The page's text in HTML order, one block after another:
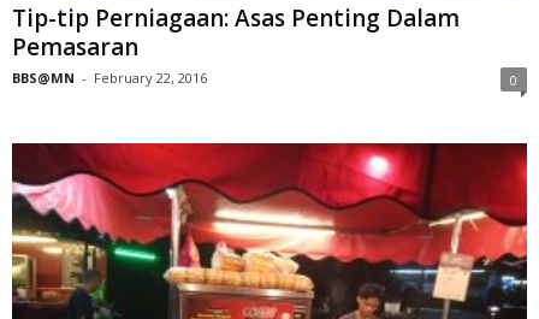
Tip-tip Perniagaan: Asas Penting Dalam
Pemasaran
BBS@MN - February 22, 2016 0